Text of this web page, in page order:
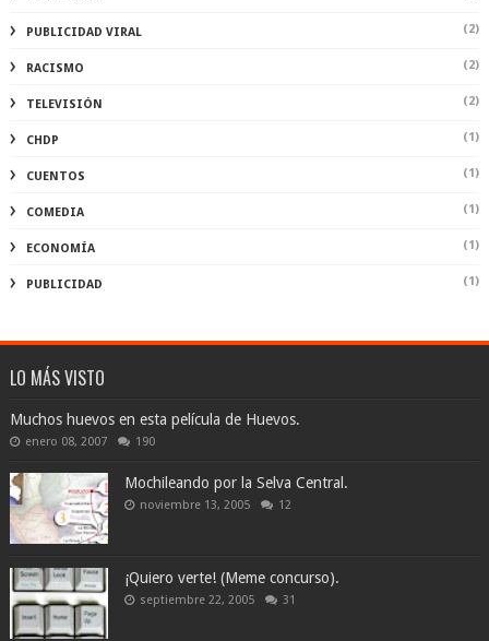
PUBLICIDAD VIRAL (2)
RACISMO (2)
TELEVISIÓN (2)
CHDP (1)
CUENTOS (1)
COMEDIA (1)
ECONOMÍA (1)
PUBLICIDAD (1)
LO MÁS VISTO
Muchos huevos en esta película de Huevos.
enero 08, 2007 190
Mochileando por la Selva Central.
noviembre 13, 2005 12
¡Quiero verte! (Meme concurso).
septiembre 22, 2005 31